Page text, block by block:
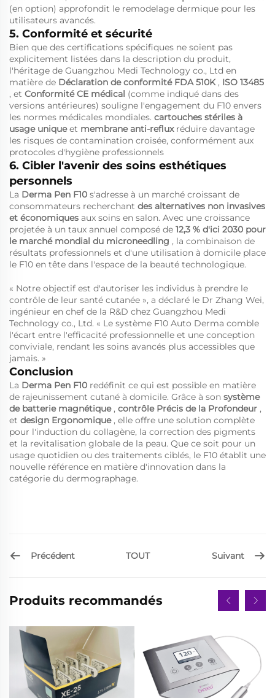
(en option) approfondit le remodelage dermique pour les
utilisateurs avancés.
5. Conformité et sécurité
Bien que des certifications spécifiques ne soient pas
explicitement listées dans la description du produit,
l'héritage de Guangzhou Medi Technology co., Ltd en
matière de Déclaration de conformité FDA 510K , ISO 13485
, et Conformité CE médical (comme indiqué dans des
versions antérieures) souligne l'engagement du F10 envers
les normes médicales mondiales. cartouches stériles à
usage uniqueet membrane anti-reflux réduire davantage
les risques de contamination croisée, conformément aux
protocoles d'hygiène professionnels
6. Cibler l'avenir des soins esthétiques
personnels
La Derma Pen F10 s'adresse à un marché croissant de
consommateurs recherchant des alternatives non invasives
et économiques aux soins en salon. Avec une croissance
projetée à un taux annuel composé de 12,3 % d'ici 2030 pour
le marché mondial du microneedling , la combinaison de
résultats professionnels et d'une utilisation à domicile place
le F10 en tête dans l'espace de la beauté technologique.
« Notre objectif est d'autoriser les individus à prendre le
contrôle de leur santé cutanée », a déclaré le Dr Zhang Wei,
ingénieur en chef de la R&D chez Guangzhou Medi
Technology co., Ltd. « Le système F10 Auto Derma comble
l'écart entre l'efficacité professionnelle et une conception
conviviale, rendant les soins avancés plus accessibles que
jamais. »
Conclusion
La Derma Pen F10 redéfinit ce qui est possible en matière
de rajeunissement cutané à domicile. Grâce à son système
de batterie magnétique , contrôle Précis de la Profondeur ,
et design Ergonomique , elle offre une solution complète
pour l'induction du collagène, la correction des pigments
et la revitalisation globale de la peau. Que ce soit pour un
usage quotidien ou des traitements ciblés, le F10 établit une
nouvelle référence en matière d'innovation dans la
catégorie du dermographage.
Précédent TOUT Suivant
Produits recommandés